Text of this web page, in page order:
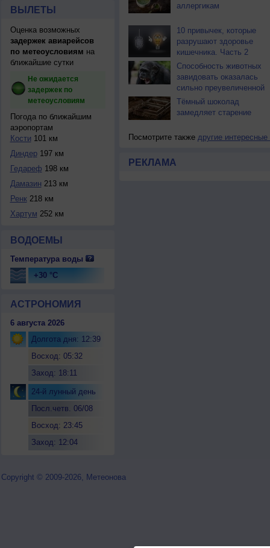
ВЫЛЕТЫ
Оценка возможных
задержек авиарейсов
по метеоусловиям на
ближайшие сутки
Не ожидается
задержек по
метеоусловиям
Погода по ближайшим
аэропортам
Кости 101 км
Диндер197 км
Гедареф 198 км
Дамазин 213 км
Ренк218 км
Хартум 252 км
ВОДОЕМЫ
Температура воды
+30 °C
АСТРОНОМИЯ
6 августа 2026
Долгота дня: 12:39
Восход: 05:32
Заход: 18:11
24-й лунный день
Посл.четв. 06/08
Восход: 23:45
Заход: 12:04
аллергикам
10 привычек, которые
разрушают здоровье
кишечника. Часть 2
Способность животных
завидовать оказалась
сильно преувеличенной
Тёмный шоколад
замедляет старение
Посмотрите также другие интересные
РЕКЛАМА
Copyright © 2009-2026, Метеонова